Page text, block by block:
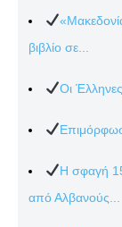
βιβλίο σε...
Οι
Η σφαγή
από Αλβανούς...